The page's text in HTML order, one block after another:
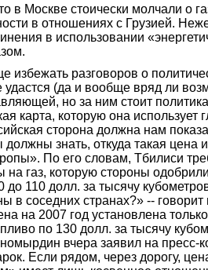
в Москве стоически молчали о
в отношениях с Грузией.
в использовании
избежать разговоров о
удастся (да и вообще вряд ли
но за ним стоит
карта, которую она использует
сторона должна нам
должны знать, откуда такая цена
По его словам, Тбилиси
газ, которую стороны
110 долл. за тысячу
в соседних странах?» --
на 2007 год установлена
по 130 долл. за тысячу
вчера заявил на
Если рядом, через дорогу,